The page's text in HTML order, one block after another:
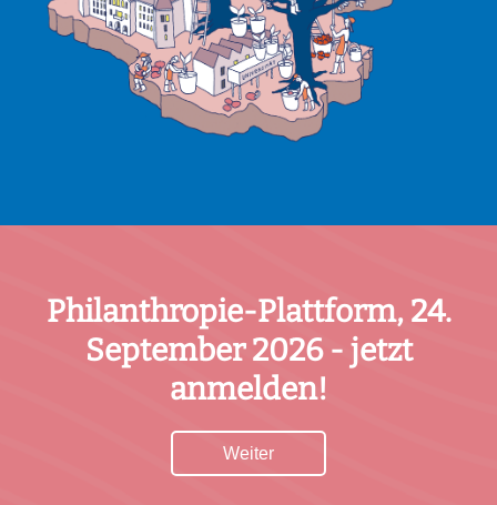
Philanthropie-Plattform, 24.
September 2026 - jetzt
anmelden!
Weiter